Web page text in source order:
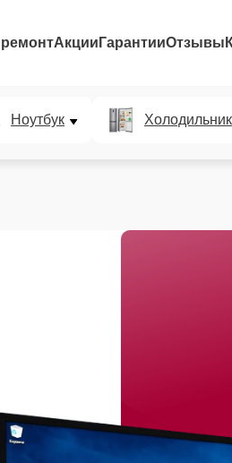
Акции ГарантииОтзывы
Ноутбук Холодильник